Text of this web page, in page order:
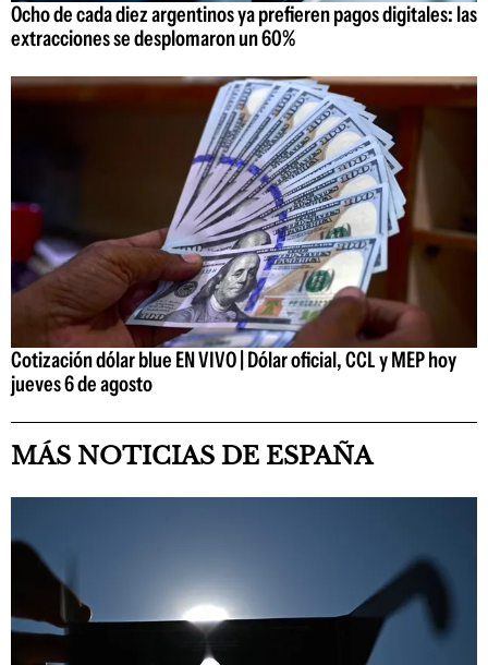
Ocho de cada diez argentinos ya prefieren pagos digitales: las
extracciones se desplomaron un 60%
Cotización dólar blue EN VIVO | Dólar oficial, CCL y MEP hoy
jueves 6 de agosto
MÁS NOTICIAS DE ESPAÑA